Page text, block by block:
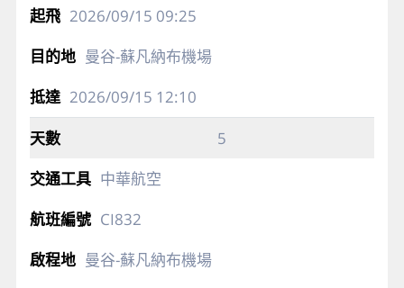
2026/09/15 09:25
曼谷-蘇凡納布機場
2026/09/15 12:10
5
中華航空
CI832
曼谷-蘇凡納布機場